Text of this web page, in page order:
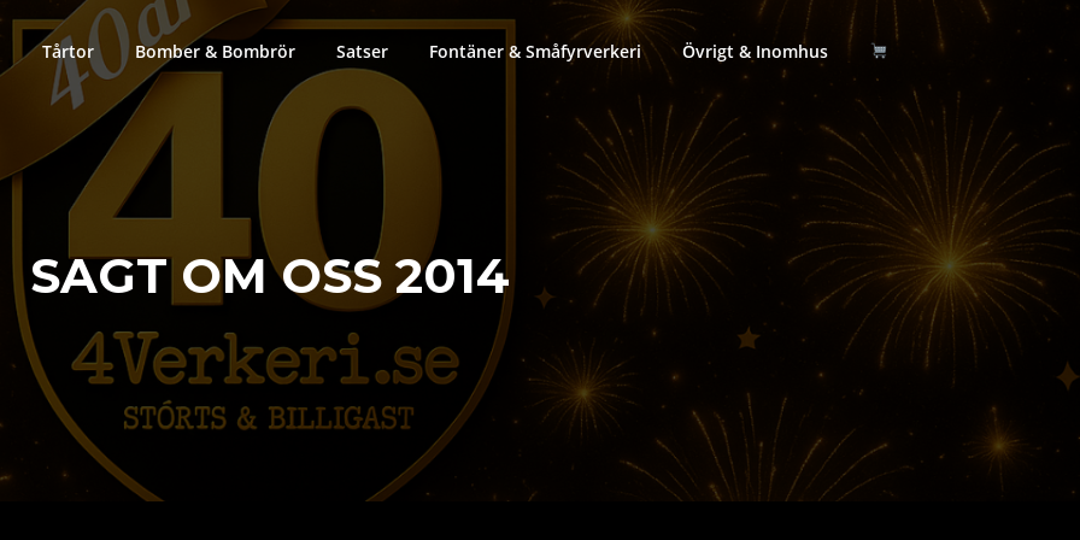
Tårtor Bomber & Bombrör Satser Fontäner & Småfyrverkeri Övrigt & Inomhus
SAGT OM OSS 2014